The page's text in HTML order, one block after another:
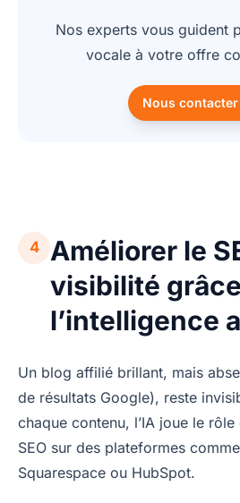
Nos experts vous guident
vocale à votre offre
Nous contacter
4
Améliorer le
visibilité
l’intelligence
Un blog affilié brillant, mais
de résultats Google), reste
chaque contenu, l’IA joue le
SEO sur des plateformes
Squarespace ou HubSpot.